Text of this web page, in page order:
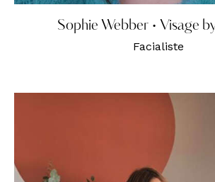
Sophie Webber • Visage
Facialiste